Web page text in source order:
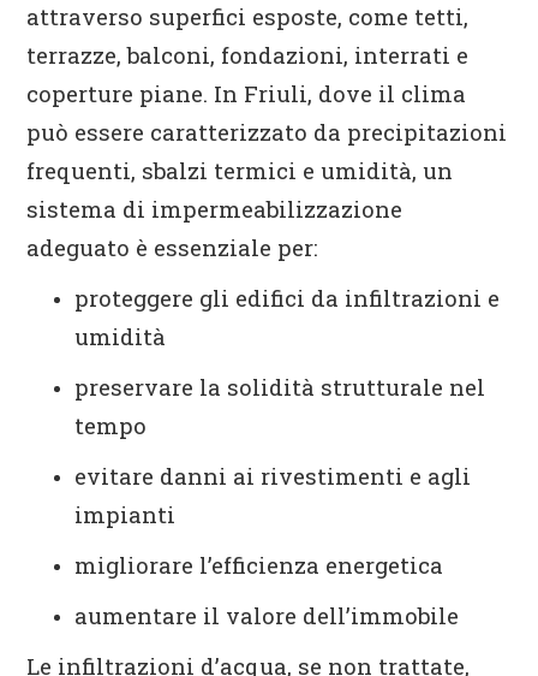
attraverso superfici esposte, come tetti,
terrazze, balconi, fondazioni, interrati e
coperture piane. In Friuli, dove il clima
può essere caratterizzato da precipitazioni
frequenti, sbalzi termici e umidità, un
sistema di impermeabilizzazione
adeguato è essenziale per:
proteggere gli edifici da infiltrazioni e
umidità
preservare la solidità strutturale nel
tempo
evitare danni ai rivestimenti e agli
impianti
migliorare l’efficienza energetica
aumentare il valore dell’immobile
Le infiltrazioni d’acqua, se non trattate,